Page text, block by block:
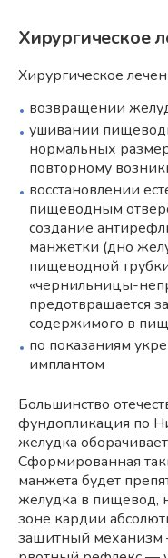
Хирургическое
Хирургическое
возвращении
ушивании
нормальных
повторному
восстановлении
пищеводным
создание
манжетки (дно
пищеводной
«чернильницы-
предотвращается
содержимого в
по показаниям
имплантом
Большинство
фундопликация по
желудка
Сформированная
манжета будет
желудка в пищевод,
зоне кардии
защитный механизм